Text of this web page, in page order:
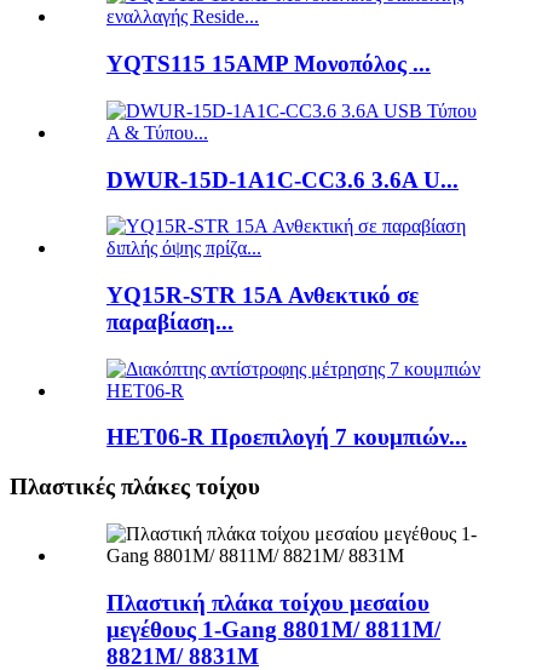
YQTS115 15AMP Μονοπόλος ...
DWUR-15D-1A1C-CC3.6 3.6A U...
YQ15R-STR 15A Ανθεκτικό σε
παραβίαση...
HET06-R Προεπιλογή 7 κουμπιών...
Πλαστικές πλάκες τοίχου
Πλαστική πλάκα τοίχου μεσαίου
μεγέθους 1-Gang 8801M/ 8811M/
8821M/ 8831M